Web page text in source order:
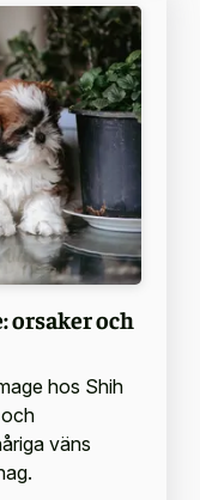
orsaker och
hos Shih
väns